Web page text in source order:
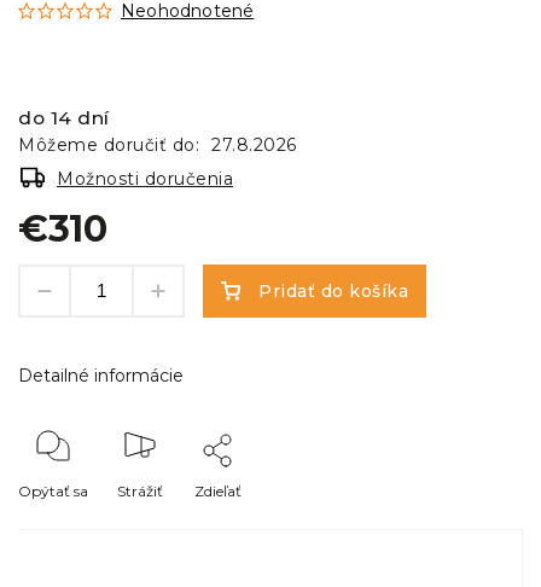
Neohodnotené
€310
do 14 dní
Môžeme doručiť do:
27.8.2026
Možnosti doručenia
Pridať do košíka
Detailné informácie
Opýtať sa Strážiť Zdieľať